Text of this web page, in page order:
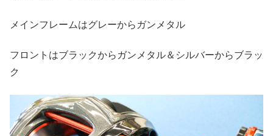
メインフレームはグレーからガンメタル
フロントはブラックからガンメタル＆シルバーからブラッ
ク